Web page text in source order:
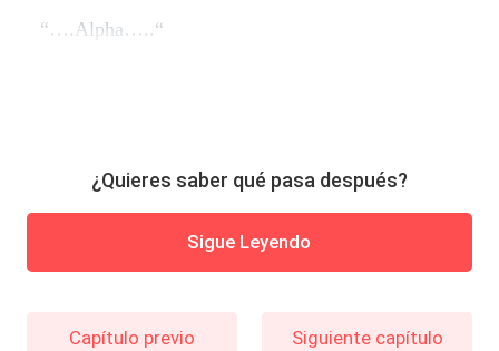
“….Alpha…..“
¿Quieres saber qué pasa después?
Sigue Leyendo
Capítulo previo Siguiente capítulo